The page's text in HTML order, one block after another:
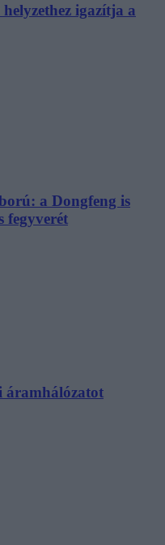
igazítja a
a Dongfeng is
fegyverét
áramhálózatot